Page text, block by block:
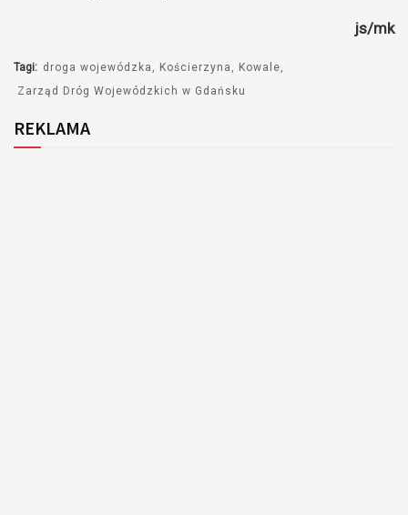
js/mk
Tagi: droga wojewódzka Kościerzyna
Kowale
Zarząd Dróg Wojewódzkich w Gdańsku
REKLAMA